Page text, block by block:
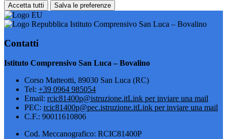
Accetta tutti Salva le preferenze
Istituto Comprensivo San Luca – Bovalino
Contatti
Istituto Comprensivo San Luca – Bovalino
Corso Matteotti, 89030 San Luca (RC)
Tel: +39 0964 985054
Email: rcic81400p@istruzione.itLink per inviare una mail
PEC: rcic81400p@pec.istruzione.itLink per inviare una mail
C.F.: 90011610806
Cod. Meccanografico: RCIC81400P